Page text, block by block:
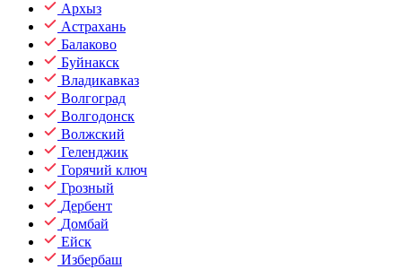
Архыз
Астрахань
Балаково
Буйнакск
Владикавказ
Волгоград
Волгодонск
Волжский
Геленджик
Горячий ключ
Грозный
Дербент
Домбай
Ейск
Избербаш